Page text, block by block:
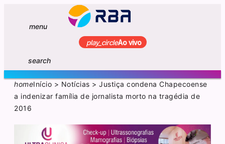
menu
play_circleAo vivo
search
homeInício > Notícias >Justiça condena Chapecoense
a indenizar família de jornalista morto na tragédia de
2016